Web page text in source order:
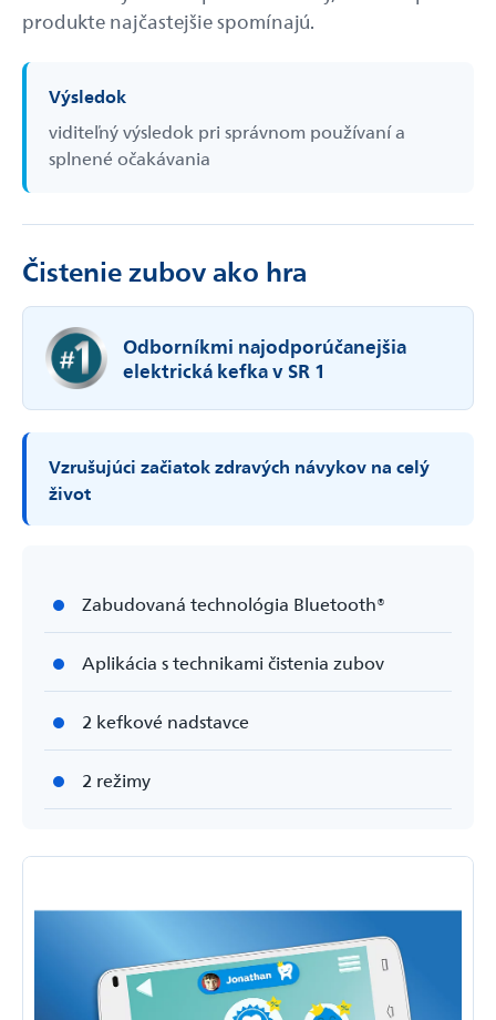
produkte najčastejšie spomínajú.
Výsledok
viditeľný výsledok pri správnom používaní a
splnené očakávania
Čistenie zubov ako hra
Odborníkmi najodporúčanejšia
elektrická kefka v SR 1
Vzrušujúci začiatok zdravých návykov na celý
život
Zabudovaná technológia Bluetooth®
Aplikácia s technikami čistenia zubov
2 kefkové nadstavce
2 režimy